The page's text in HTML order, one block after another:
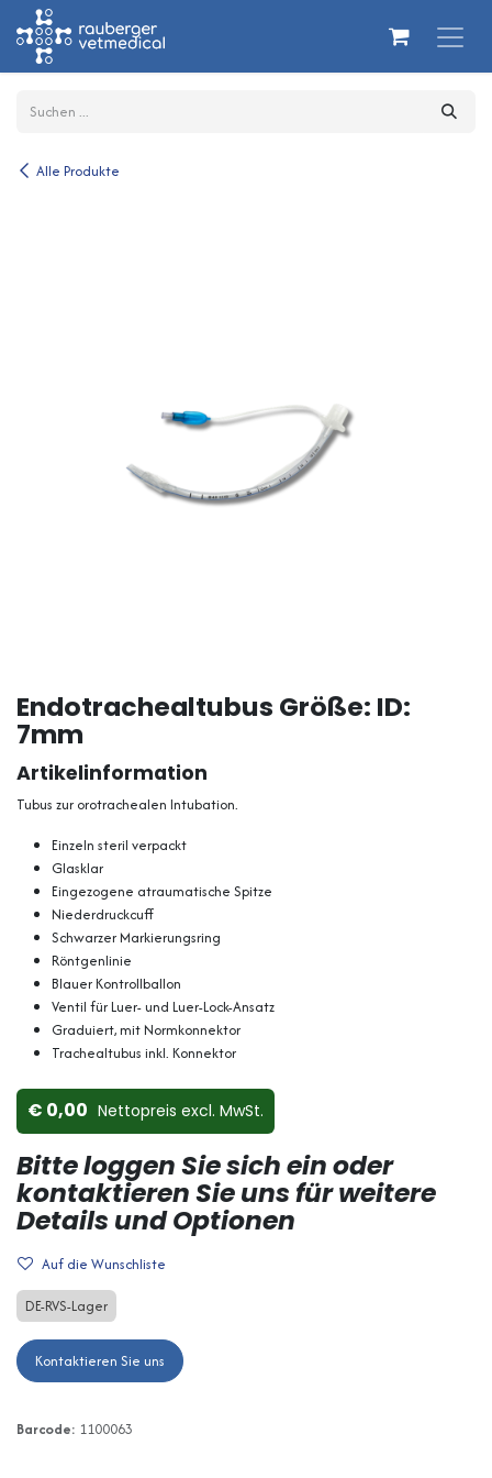
Zum Inhalt springen
Alle Produkte
Endotrachealtubus Größe: ID:
7mm
Artikelinformation
Tubus zur orotrachealen Intubation.
Einzeln steril verpackt
Glasklar
Eingezogene atraumatische Spitze
Niederdruckcuff
Schwarzer Markierungsring
Röntgenlinie
Blauer Kontrollballon
Ventil für Luer- und Luer-Lock-Ansatz
Graduiert, mit Normkonnektor
Trachealtubus inkl. Konnektor
0,00 Nettopreis ex​cl. MwSt.
Bitte loggen Sie sich ein oder
kontaktieren Sie uns für weitere
Details und Optionen
Auf die Wunschliste
DE-RVS-Lager
Kontaktieren Sie uns
Barcode: 1100063